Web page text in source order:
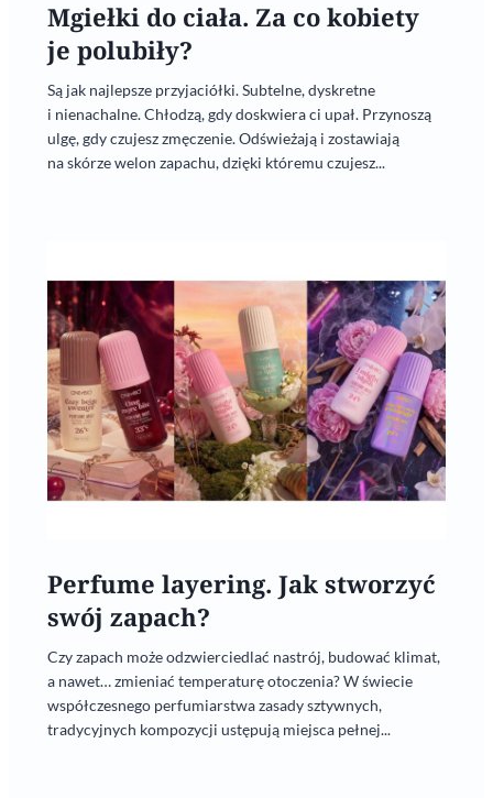
Mgiełki do ciała. Za co kobiety
je polubiły?
Są jak najlepsze przyjaciółki. Subtelne, dyskretne
i nienachalne. Chłodzą, gdy doskwiera ci upał. Przynoszą
ulgę, gdy czujesz zmęczenie. Odświeżają i zostawiają
na skórze welon zapachu, dzięki któremu czujesz...
Perfume layering. Jak stworzyć
swój zapach?
Czy zapach może odzwierciedlać nastrój, budować klimat,
a nawet… zmieniać temperaturę otoczenia? W świecie
współczesnego perfumiarstwa zasady sztywnych,
tradycyjnych kompozycji ustępują miejsca pełnej...